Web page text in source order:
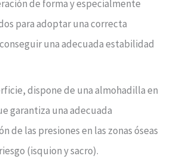
de forma y especialmente
para adoptar una correcta
una adecuada estabilidad
dispone de una almohadilla en
garantiza una adecuada
de las presiones en las zonas óseas
(isquion y sacro).